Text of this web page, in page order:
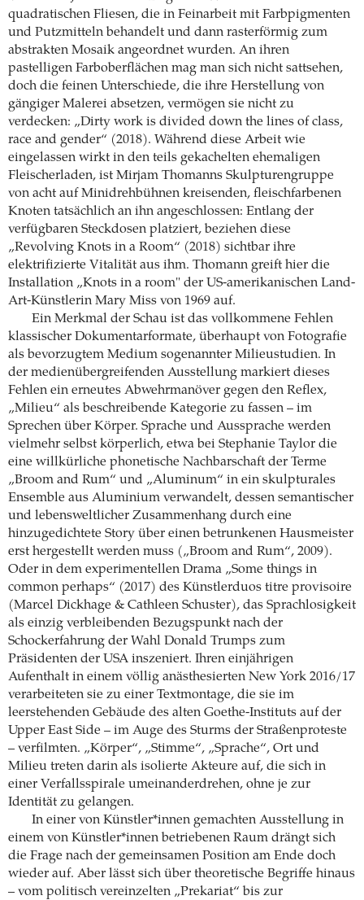
quadratischen Fliesen, die in Feinarbeit mit Farbpigmenten
und Putzmitteln behandelt und dann rasterförmig zum
abstrakten Mosaik angeordnet wurden. An ihren
pastelligen Farboberflächen mag man sich nicht sattsehen,
doch die feinen Unterschiede, die ihre Herstellung von
gängiger Malerei absetzen, vermögen sie nicht zu
verdecken: „Dirty work is divided down the lines of class,
race and gender“ (2018). Während diese Arbeit wie
eingelassen wirkt in den teils gekachelten ehemaligen
Fleischerladen, ist Mirjam Thomanns Skulpturengruppe
von acht auf Minidrehbühnen kreisenden, fleischfarbenen
Knoten tatsächlich an ihn angeschlossen: Entlang der
verfügbaren Steckdosen platziert, beziehen diese
„Revolving Knots in a Room“ (2018) sichtbar ihre
elektrifizierte Vitalität aus ihm. Thomann greift hier die
Installation „Knots in a room" der US-amerikanischen Land-
Art-Künstlerin Mary Miss von 1969 auf.
Ein Merkmal der Schau ist das vollkommene Fehlen
klassischer Dokumentarformate, überhaupt von Fotografie
als bevorzugtem Medium sogenannter Milieustudien. In
der medienübergreifenden Ausstellung markiert dieses
Fehlen ein erneutes Abwehrmanöver gegen den Reflex,
„Milieu“ als beschreibende Kategorie zu fassen – im
Sprechen über Körper. Sprache und Aussprache werden
vielmehr selbst körperlich, etwa bei Stephanie Taylor die
eine willkürliche phonetische Nachbarschaft der Terme
„Broom and Rum“ und „Aluminum“ in ein skulpturales
Ensemble aus Aluminium verwandelt, dessen semantischer
und lebensweltlicher Zusammenhang durch eine
hinzugedichtete Story über einen betrunkenen Hausmeister
erst hergestellt werden muss („Broom and Rum“, 2009).
Oder in dem experimentellen Drama „Some things in
common perhaps“ (2017) des Künstlerduos titre provisoire
(Marcel Dickhage & Cathleen Schuster), das Sprachlosigkeit
als einzig verbleibenden Bezugspunkt nach der
Schockerfahrung der Wahl Donald Trumps zum
Präsidenten der USA inszeniert. Ihren einjährigen
Aufenthalt in einem völlig anästhesierten New York 2016/17
verarbeiteten sie zu einer Textmontage, die sie im
leerstehenden Gebäude des alten Goethe-Instituts auf der
Upper East Side – im Auge des Sturms der Straßenproteste
– verfilmten. „Körper“, „Stimme“, „Sprache“, Ort und
Milieu treten darin als isolierte Akteure auf, die sich in
einer Verfallsspirale umeinanderdrehen, ohne je zur
Identität zu gelangen.
In einer von Künstler*innen gemachten Ausstellung in
einem von Künstler*innen betriebenen Raum drängt sich
die Frage nach der gemeinsamen Position am Ende doch
wieder auf. Aber lässt sich über theoretische Begriffe hinaus
– vom politisch vereinzelten „Prekariat“ bis zur